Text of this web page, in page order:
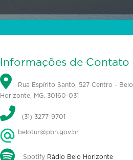
Informações de Contato
Rua Espírito Santo, 527 Centro - Belo
Horizonte, MG, 30160-031
(31) 3277-9701
belotur@pbh.gov.br
Spotify Rádio Belo Horizonte